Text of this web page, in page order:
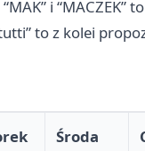
i “MACZEK”
to z kolei
Środa